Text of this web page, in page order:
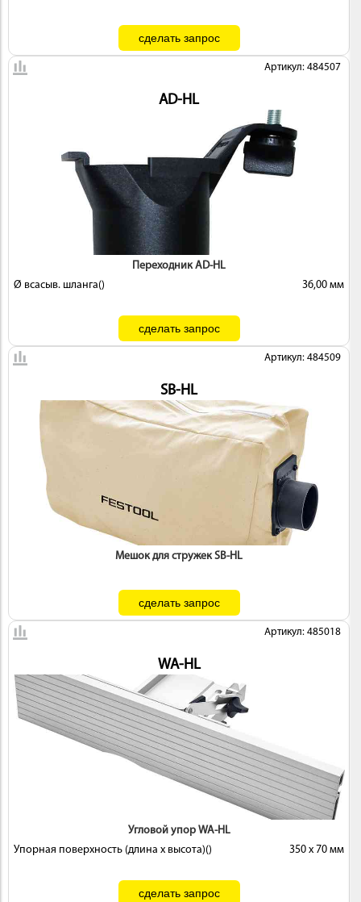
Артикул: 484507
AD-HL
Переходник AD-HL
Ø всасыв. шланга()
36,00 мм
Артикул: 484509
SB-HL
Мешок для стружек SB-HL
Артикул: 485018
WA-HL
Угловой упор WA-HL
Упорная поверхность (длина х высота)()
350 x 70 мм